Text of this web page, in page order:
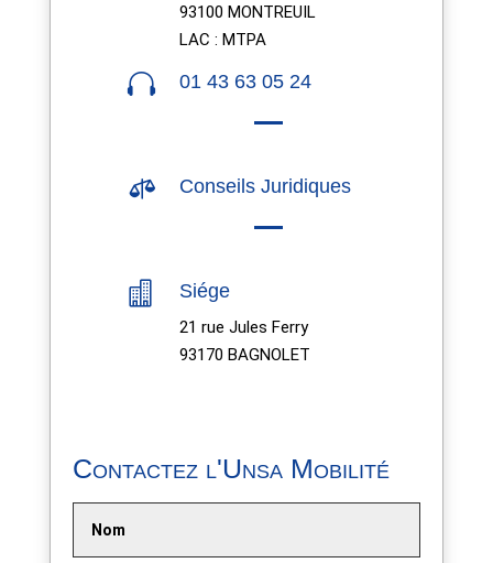
93100 MONTREUIL
LAC : MTPA
 01 43 63 05 24
 Conseils Juridiques
 Siége
21 rue Jules Ferry
93170 BAGNOLET
Contactez l'Unsa Mobilité